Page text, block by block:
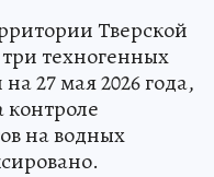
Тверской
техногенных
27 мая 2026 года,
на водных